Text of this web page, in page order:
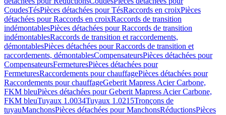
CoudesTésPièces détachées pour TésRaccords en croixPièces
détachées pour Raccords en croixRaccords de transition
indémontablesPièces détachées pour Raccords de transition
indémontablesRaccords de transition et raccordements,
démontablesPièces détachées pour Raccords de transition et
raccordements, démontablesCompensateursPièces détachées pour
CompensateursFermeturesPièces détachées pour
FermeturesRaccordements pour chauffagePièces détachées pour
Raccordements pour chauffageGeberit Mapress Acier Carbone,
FKM bleuPièces détachées pour Geberit Mapress Acier Carbone,
FKM bleuTuyaux 1.0034Tuyaux 1.0215Tronçons de
tuyauManchonsPièces détachées pour ManchonsRéductionsPièces